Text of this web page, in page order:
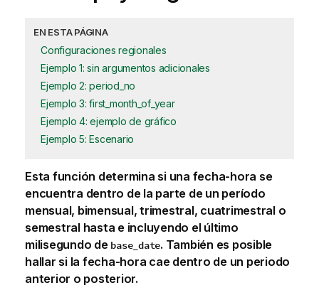
EN ESTA PÁGINA
Configuraciones regionales
Ejemplo 1: sin argumentos adicionales
Ejemplo 2: period_no
Ejemplo 3: first_month_of_year
Ejemplo 4: ejemplo de gráfico
Ejemplo 5: Escenario
Esta función determina si una fecha-hora se
encuentra dentro de la parte de un período
mensual, bimensual, trimestral, cuatrimestral o
semestral hasta e incluyendo el último
milisegundo de base_date. También es posible
hallar si la fecha-hora cae dentro de un periodo
anterior o posterior.